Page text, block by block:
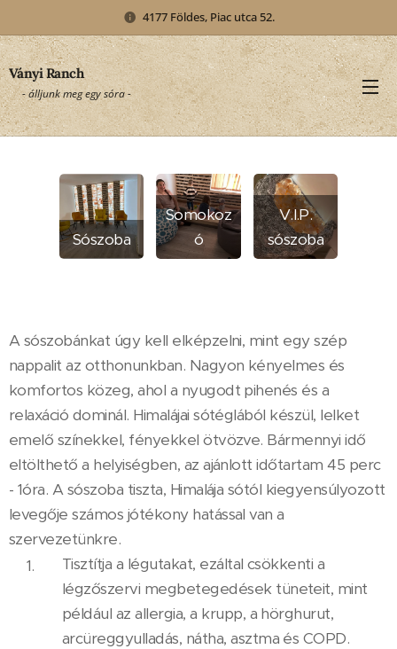
4177 Földes, Piac utca 52.
Ványi Ranch
- álljunk meg egy sóra -
Sószoba
Somokoz
ó
V.I.P.
sószoba
A sószobánkat úgy kell elképzelni, mint egy szép
nappalit az otthonunkban. Nagyon kényelmes és
komfortos közeg, ahol a nyugodt pihenés és a
relaxáció dominál. Himalájai sótéglából készül, lelket
emelő színekkel, fényekkel ötvözve. Bármennyi idő
eltölthető a helyiségben, az ajánlott időtartam 45 perc
- 1óra. A sószoba tiszta, Himalája sótól kiegyensúlyozott
levegője számos jótékony hatással van a
szervezetünkre.
Tisztítja a légutakat, ezáltal csökkenti a
légzőszervi megbetegedések tüneteit, mint
például az allergia, a krupp, a hörghurut,
arcüreggyulladás, nátha, asztma és COPD.